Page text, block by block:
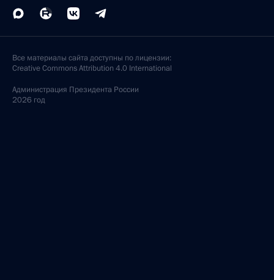
Все материалы сайта доступны по лицензии:
Creative Commons Attribution 4.0 International
Администрация Президента России
2026 год